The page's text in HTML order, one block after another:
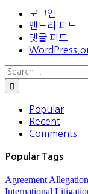
로그인
엔트리 피드
댓글 피드
Popular
Recent
Comments
Popular Tags
Agreement
International